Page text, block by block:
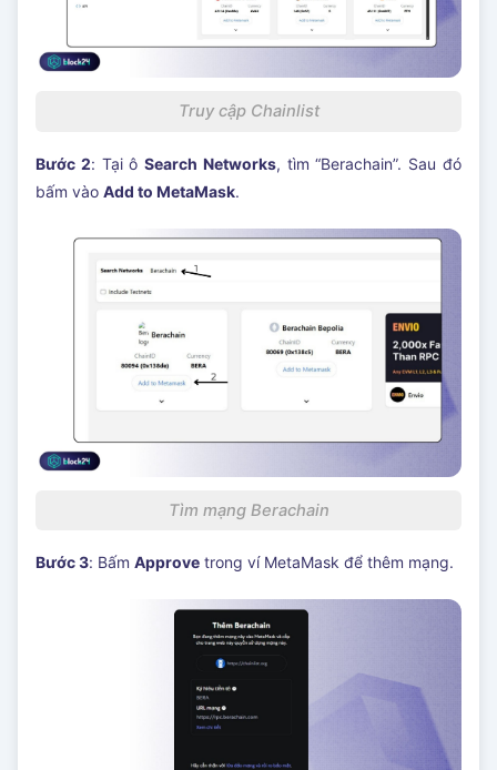
Truy cập Chainlist
Bước 2: Tại ôSearch Networks, tìm “Berachain”. Sau đó
bấm vào Add to MetaMask.
Tìm mạng Berachain
Bước 3: Bấm Approve trong ví MetaMask để thêm mạng.